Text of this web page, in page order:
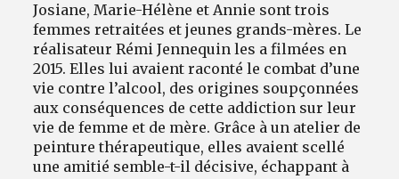
Josiane, Marie-Hélène et Annie sont trois
femmes retraitées et jeunes grands-mères. Le
réalisateur Rémi Jennequin les a filmées en
2015. Elles lui avaient raconté le combat d’une
vie contre l’alcool, des origines soupçonnées
aux conséquences de cette addiction sur leur
vie de femme et de mère. Grâce à un atelier de
peinture thérapeutique, elles avaient scellé
une amitié semble-t-il décisive, échappant à